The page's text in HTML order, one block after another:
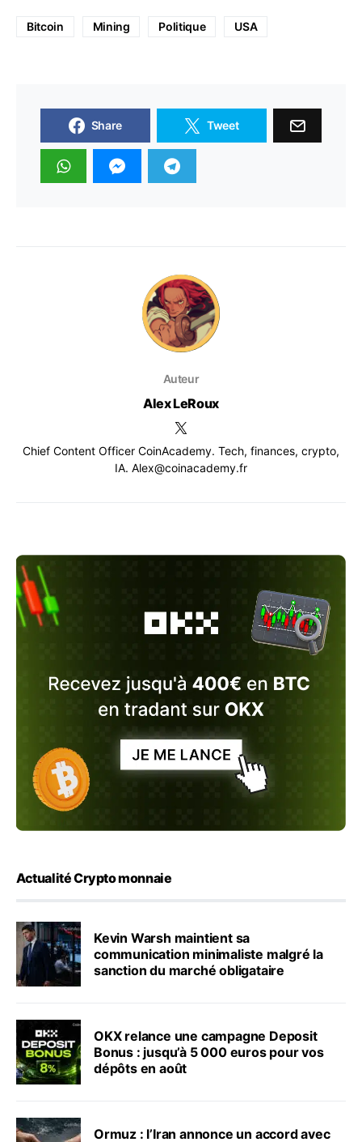
Bitcoin Mining Politique USA
Share Tweet
Auteur
Alex LeRoux
Chief Content Officer CoinAcademy. Tech, finances, crypto,
IA. Alex@coinacademy.fr
Actualité Crypto monnaie
Kevin Warsh maintient sa
communication minimaliste malgré la
sanction du marché obligataire
OKX relance une campagne Deposit
Bonus : jusqu’à 5 000 euros pour vos
dépôts en août
Ormuz : l’Iran annonce un accord avec